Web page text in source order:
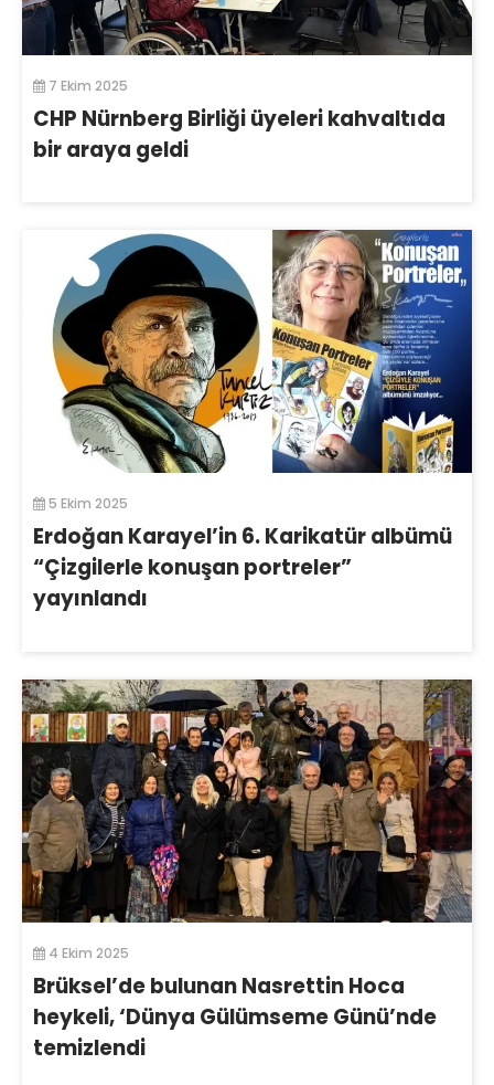
7 Ekim 2025
CHP Nürnberg Birliği üyeleri kahvaltıda
bir araya geldi
5 Ekim 2025
Erdoğan Karayel’in 6. Karikatür albümü
“Çizgilerle konuşan portreler”
yayınlandı
4 Ekim 2025
Brüksel’de bulunan Nasrettin Hoca
heykeli, ‘Dünya Gülümseme Günü’nde
temizlendi